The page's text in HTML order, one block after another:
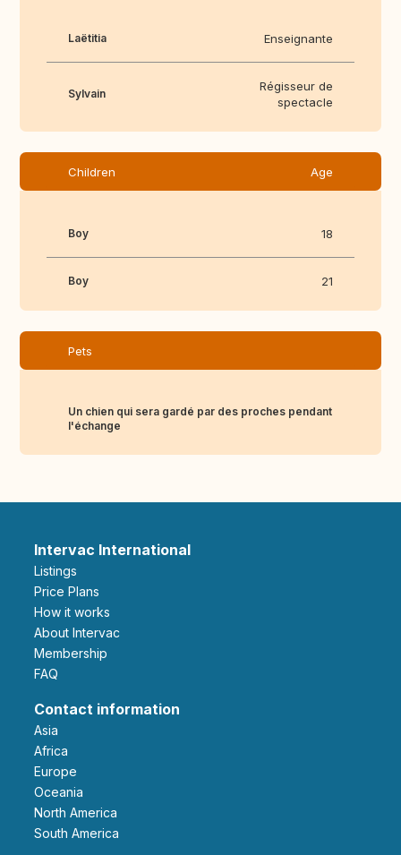
Laëtitia Enseignante
Sylvain
Régisseur de
spectacle
Children Age
Boy 18
Boy 21
Pets
Un chien qui sera gardé par des proches pendant
l'échange
Intervac International
Listings
Price Plans
How it works
About Intervac
Membership
FAQ
Contact information
Asia
Africa
Europe
Oceania
North America
South America